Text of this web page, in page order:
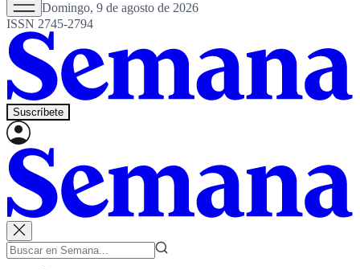
Domingo, 9 de agosto de 2026
ISSN 2745-2794
Suscríbete